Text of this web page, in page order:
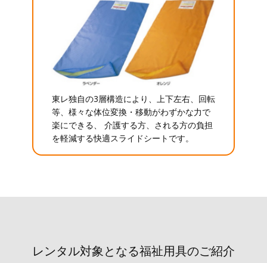
東レ独自の3層構造により、上下左右、回転
等、様々な体位変換・移動がわずかな力で
楽にできる、 介護する方、される方の負担
を軽減する快適スライドシートです。
レンタル対象と​なる福祉用具のご紹介